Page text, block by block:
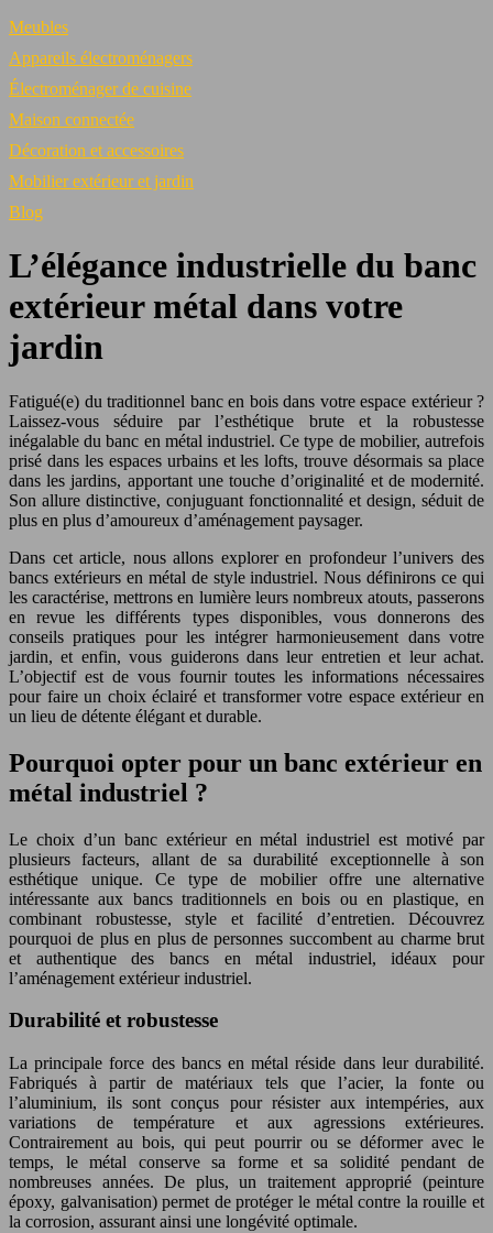
Meubles
Appareils électroménagers
Électroménager de cuisine
Maison connectée
Décoration et accessoires
Mobilier extérieur et jardin
Blog
L’élégance industrielle du banc
extérieur métal dans votre
jardin
Fatigué(e) du traditionnel banc en bois dans votre espace extérieur ?
Laissez-vous séduire par l’esthétique brute et la robustesse
inégalable du banc en métal industriel. Ce type de mobilier, autrefois
prisé dans les espaces urbains et les lofts, trouve désormais sa place
dans les jardins, apportant une touche d’originalité et de modernité.
Son allure distinctive, conjuguant fonctionnalité et design, séduit de
plus en plus d’amoureux d’aménagement paysager.
Dans cet article, nous allons explorer en profondeur l’univers des
bancs extérieurs en métal de style industriel. Nous définirons ce qui
les caractérise, mettrons en lumière leurs nombreux atouts, passerons
en revue les différents types disponibles, vous donnerons des
conseils pratiques pour les intégrer harmonieusement dans votre
jardin, et enfin, vous guiderons dans leur entretien et leur achat.
L’objectif est de vous fournir toutes les informations nécessaires
pour faire un choix éclairé et transformer votre espace extérieur en
un lieu de détente élégant et durable.
Pourquoi opter pour un banc extérieur en
métal industriel ?
Le choix d’un banc extérieur en métal industriel est motivé par
plusieurs facteurs, allant de sa durabilité exceptionnelle à son
esthétique unique. Ce type de mobilier offre une alternative
intéressante aux bancs traditionnels en bois ou en plastique, en
combinant robustesse, style et facilité d’entretien. Découvrez
pourquoi de plus en plus de personnes succombent au charme brut
et authentique des bancs en métal industriel, idéaux pour
l’aménagement extérieur industriel.
Durabilité et robustesse
La principale force des bancs en métal réside dans leur durabilité.
Fabriqués à partir de matériaux tels que l’acier, la fonte ou
l’aluminium, ils sont conçus pour résister aux intempéries, aux
variations de température et aux agressions extérieures.
Contrairement au bois, qui peut pourrir ou se déformer avec le
temps, le métal conserve sa forme et sa solidité pendant de
nombreuses années. De plus, un traitement approprié (peinture
époxy, galvanisation) permet de protéger le métal contre la rouille et
la corrosion, assurant ainsi une longévité optimale.